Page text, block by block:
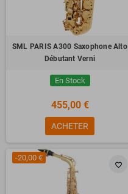
SML PARIS A300 Saxophone Alto
Débutant Verni
En Stock
455,00 €
ACHETER
favorite_border
-20,00 €